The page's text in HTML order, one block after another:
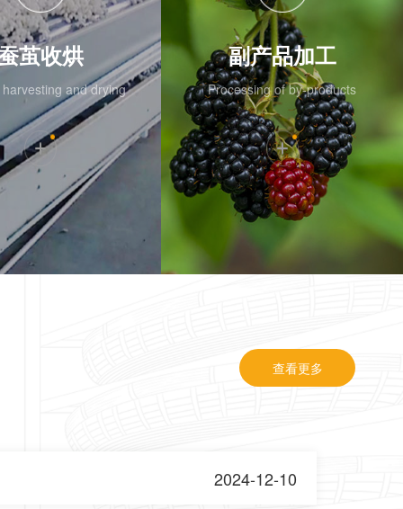
茧收烘
and drying
副产品加工
Processing of by-products
查看更多
2024-12-10